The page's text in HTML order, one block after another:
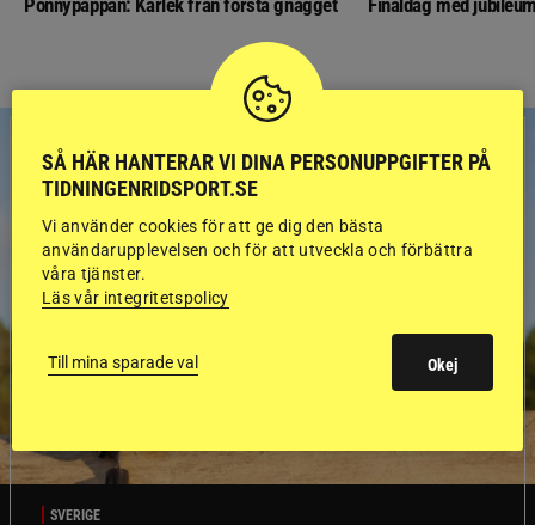
Ponnypappan: Kärlek från första gnägget Finaldag med
SVERIGE
SÅ HÄR HANTERAR VI DINA PERSONUPPGIFTER PÅ
TIDNINGENRIDSPORT.SE
Vi använder cookies för att ge dig den bästa
användarupplevelsen och för att utveckla och förbättra
våra tjänster.
Läs vår integritetspolicy
Till mina sparade val Okej